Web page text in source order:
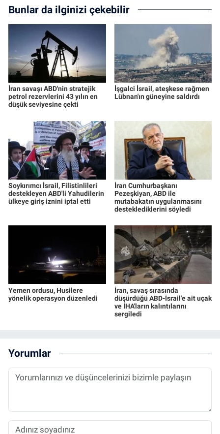
Bunlar da ilginizi çekebilir
İran savaşı ABD'nin stratejik
petrol rezervlerini 43 yılın en
düşük seviyesine çekti
İşgalci İsrail, ateşkese rağmen
Lübnan'ın güneyine saldırdı
Soykırımcı İsrail, Filistinlileri
destekleyen ABD'li Yahudilerin
ülkeye giriş iznini iptal etti
İran Cumhurbaşkanı
Pezeşkiyan, ABD ile
mutabakatın uygulanmasını
desteklediklerini söyledi
Yemen ordusu, Husilere
yönelik operasyon düzenledi
İran, savaş sırasında
düşürdüğü ABD-İsrail'e ait uçak
ve İHA'ların kalıntılarını
sergiledi
Yorumlar